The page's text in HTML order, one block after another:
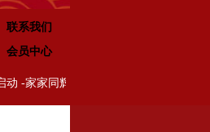
联系我们
会员中心
2020-01-08
TVR 全球传媒启动 -家家同辉企业集团成立 新闻发布会在浙江.乌镇隆重举行